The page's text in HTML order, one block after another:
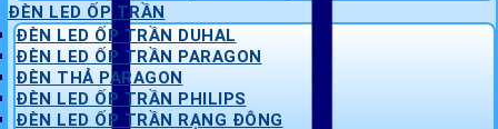
ĐÈN LED ỐP TRẦN
ĐÈN LED ỐP TRẦN DUHAL
ĐÈN LED ỐP TRẦN PARAGON
ĐÈN THẢ PARAGON
ĐÈN LED ỐP TRẦN PHILIPS
ĐÈN LED ỐP TRẦN RẠNG ĐÔNG